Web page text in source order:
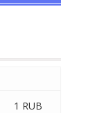
1 RUB